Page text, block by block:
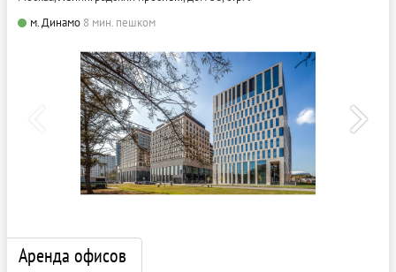
м. Динамо 8 мин. пешком
Аренда офисов